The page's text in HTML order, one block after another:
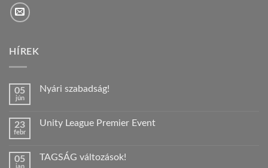
HÍREK
05
jún
Nyári szabadság!
Nyári
23
febr
Unity League Premier Event
Unity
05
jan
TAGSÁG változások!